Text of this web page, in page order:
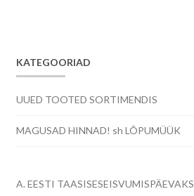
KATEGOORIAD
UUED TOOTED SORTIMENDIS
MAGUSAD HINNAD! sh LÕPUMÜÜK
A. EESTI TAASISESEISVUMISPÄEVAKS